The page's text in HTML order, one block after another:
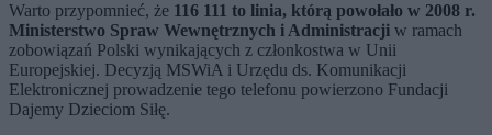
Warto przypomnieć, że 116 111 to linia, którą powołało w 2008 r.
Ministerstwo Spraw Wewnętrznych i Administracji w ramach
zobowiązań Polski wynikających z członkostwa w Unii
Europejskiej. Decyzją MSWiA i Urzędu ds. Komunikacji
Elektronicznej prowadzenie tego telefonu powierzono Fundacji
Dajemy Dzieciom Siłę.